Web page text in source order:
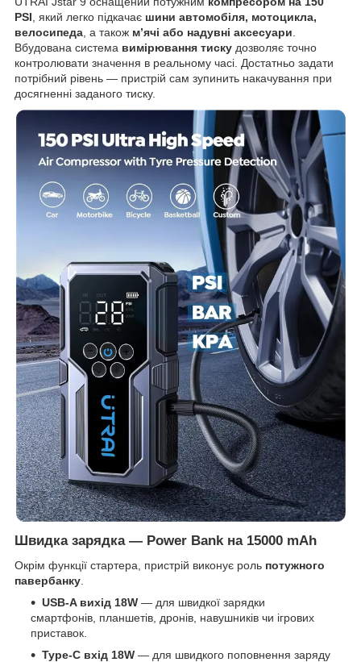
PSI , який легко підкачає шини автомобіля, мотоцикла,
велосипеда , а також м’ячі або надувні аксесуари
Вбудована система вимірювання тиску дозволяє точно
контролювати значення в реальному часі. Достатньо задати
потрібний рівень — пристрій сам зупинить накачування при
досягненні заданого тиску.
Швидка зарядка — Power Bank на 15000 mAh
Окрім функції стартера, пристрій виконує роль потужного
павербанку
USB-A вихід 18W — для швидкої зарядки
смартфонів, планшетів, дронів, навушників чи ігрових
приставок.
Type-C вхід 18W — для швидкого поповнення заряду